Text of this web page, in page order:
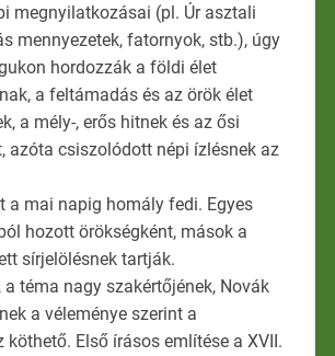
megnyilatkozásai (pl. Úr asztali
mennyezetek, fatornyok, stb.), úgy
hordozzák a földi élet
a feltámadás és az örök élet
a mély-, erős hitnek és az ősi
azóta csiszolódott népi ízlésnek az
a mai napig homály fedi. Egyes
hozott örökségként, mások a
sírjelölésnek tartják.
a téma nagy szakértőjének, Novák
a véleménye szerint a
köthető. Első írásos említése a XVII.